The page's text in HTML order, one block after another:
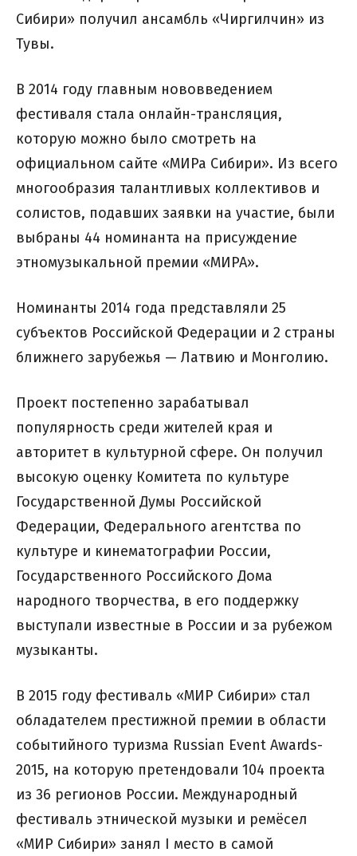
Сибири» получил ансамбль «Чиргилчин» из
Тувы.
В 2014 году главным нововведением
фестиваля стала онлайн-трансляция,
которую можно было смотреть на
официальном сайте «МИРа Сибири». Из всего
многообразия талантливых коллективов и
солистов, подавших заявки на участие, были
выбраны 44 номинанта на присуждение
этномузыкальной премии «МИРА».
Номинанты 2014 года представляли 25
субъектов Российской Федерации и 2 страны
ближнего зарубежья — Латвию и Монголию.
Проект постепенно зарабатывал
популярность среди жителей края и
авторитет в культурной сфере. Он получил
высокую оценку Комитета по культуре
Государственной Думы Российской
Федерации, Федерального агентства по
культуре и кинематографии России,
Государственного Российского Дома
народного творчества, в его поддержку
выступали известные в России и за рубежом
музыканты.
В 2015 году фестиваль «МИР Сибири» стал
обладателем престижной премии в области
событийного туризма Russian Event Awards-
2015, на которую претендовали 104 проекта
из 36 регионов России. Международный
фестиваль этнической музыки и ремёсел
«МИР Сибири» занял I место в самой